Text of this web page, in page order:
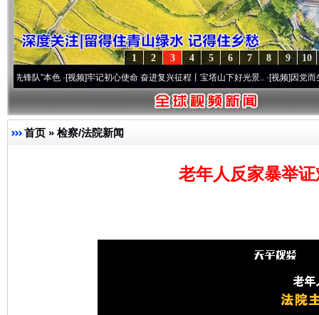
10
9
8
7
6
5
4
3
2
1
色·[视频]牢记初心使命 奋进复兴征程丨宝塔山下好光景..·[视频]因党而生 为党而
首页 » 检察/法院新闻
老年人反家暴举